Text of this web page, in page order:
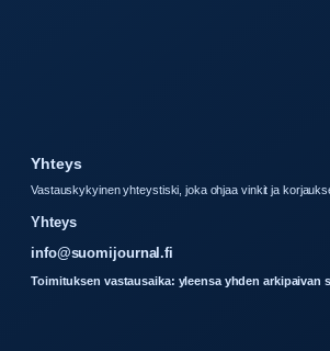
Yhteys
Vastauskykyinen yhteystiski, joka ohjaa vinkit ja
Yhteys
info@suomijournal.fi
Toimituksen vastausaika: yleensa yhden arkipaivan